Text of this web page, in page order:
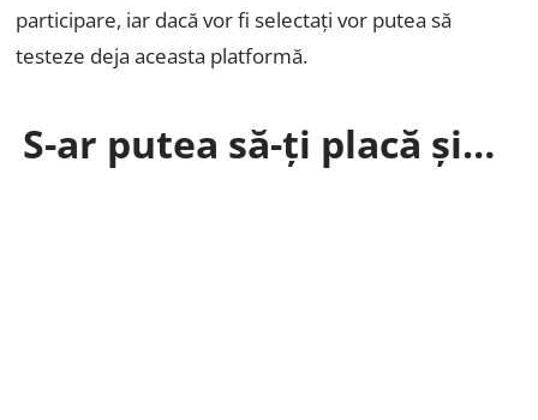
participare, iar dacă vor fi selectați vor putea să
testeze deja aceasta platformă.
S-ar putea să-ți placă și…